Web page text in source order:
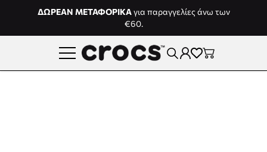
Μετάβαση στο περιεχόμενο
ΔΩΡΕΑΝ ΜΕΤΑΦΟΡΙΚΑγια παραγγελίες άνω των
€60.